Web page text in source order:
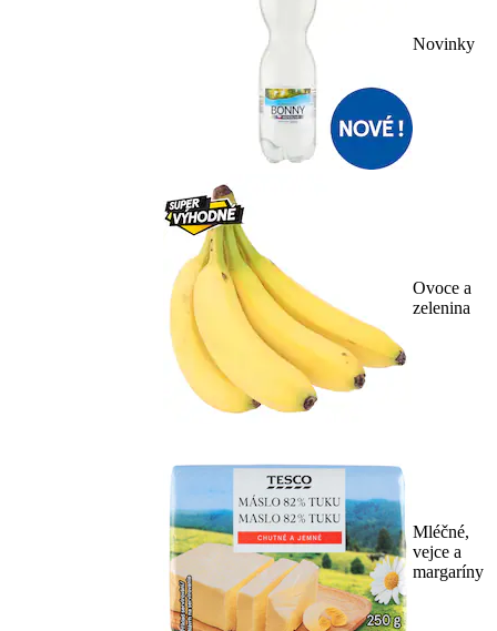
Novinky
Ovoce a
zelenina
Mléčné,
vejce a
margaríny